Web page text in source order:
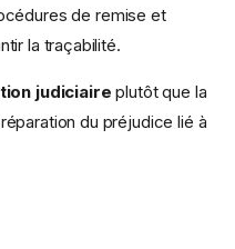
de remise et
la traçabilité.
judiciaire plutôt que la
du préjudice lié à